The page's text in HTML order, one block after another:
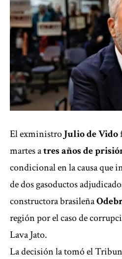
El exministroJulio de Vido
martes atres años de
condicional en la causa que
de dos gasoductos
constructora brasileña
región por el caso de
Lava Jato.
La decisión la tomó el